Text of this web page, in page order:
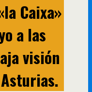
Caixa»
a las
visión